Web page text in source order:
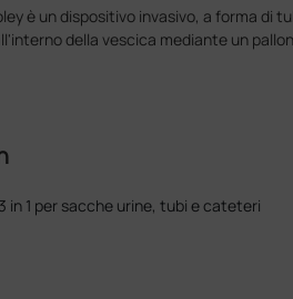
è un dispositivo invasivo, a forma di
della vescica mediante un
in 1 per sacche urine, tubi e cateteri